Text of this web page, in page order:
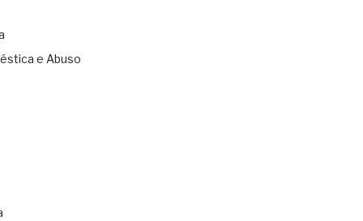
e Abuso